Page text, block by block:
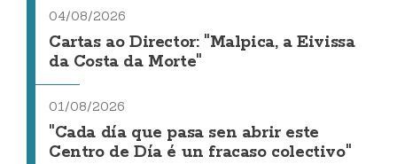
04/08/2026
Cartas ao Director: "Malpica, a Eivissa
da Costa da Morte"
01/08/2026
"Cada día que pasa sen abrir este
Centro de Día é un fracaso colectivo"